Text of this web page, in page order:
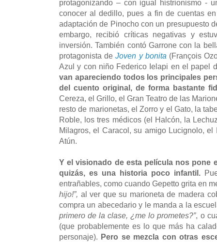
protagonizando – con igual histrionismo -
conocer al dedillo, pues a fin de cuentas
adaptación de Pinocho con un presupuesto
embargo, recibió críticas negativas y
inversión. También contó Garrone con la
protagonista deJoven y bonita (François
Azul y con niño Federico Ielapi en el papel
van apareciendo todos los principales
del cuento original, de forma bastante
Cereza, el Grillo, el Gran Teatro de las
resto de marionetas, el Zorro y el Gato, la
Roble, los tres médicos (el Halcón, la
Milagros, el Caracol, su amigo Lucignolo,
Atún.
Y el visionado de esta película nos pone
quizás, es una historia poco infantil.
entrañables, como cuando Gepetto grita en
hijo!”, al ver que su marioneta de madera
compra un abecedario y le manda a la
primero de la clase, ¿me lo prometes?”, o
(que probablemente es lo que más ha
personaje). Pero se mezcla con otras